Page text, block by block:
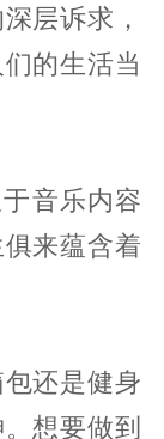
层诉求，
的生活当
音乐内容
来蕴含着
还是健身
想要做到